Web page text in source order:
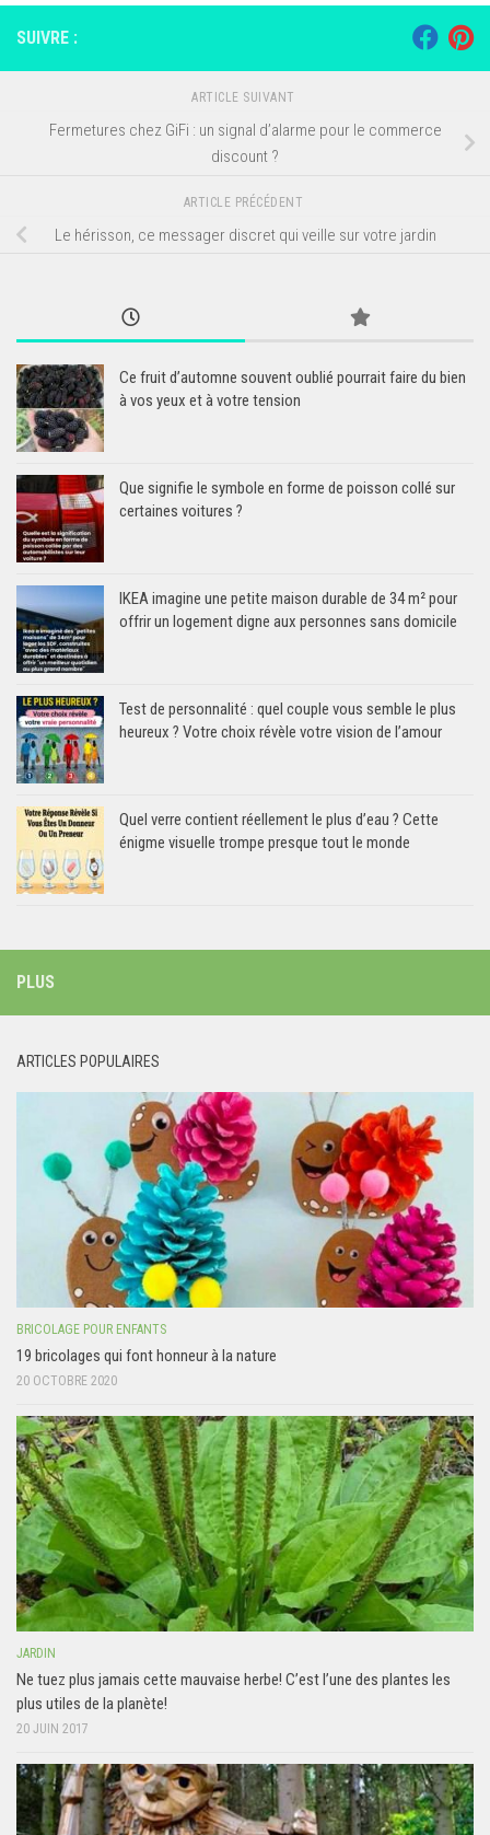
SUIVRE :
ARTICLE SUIVANT
Fermetures chez GiFi : un signal d’alarme pour le commerce
discount ?
ARTICLE PRÉCÉDENT
Le hérisson, ce messager discret qui veille sur votre jardin
Ce fruit d’automne souvent oublié pourrait faire du bien
à vos yeux et à votre tension
Que signifie le symbole en forme de poisson collé sur
certaines voitures ?
IKEA imagine une petite maison durable de 34 m² pour
offrir un logement digne aux personnes sans domicile
Test de personnalité : quel couple vous semble le plus
heureux ? Votre choix révèle votre vision de l’amour
Quel verre contient réellement le plus d’eau ? Cette
énigme visuelle trompe presque tout le monde
PLUS
ARTICLES POPULAIRES
BRICOLAGE POUR ENFANTS
19 bricolages qui font honneur à la nature
20 OCTOBRE 2020
JARDIN
Ne tuez plus jamais cette mauvaise herbe! C’est l’une des plantes les
plus utiles de la planète!
20 JUIN 2017